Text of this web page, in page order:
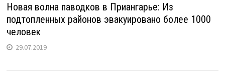
Новая волна паводков в Приангарье: Из
подтопленных районов эвакуировано более 1000
человек
29.07.2019